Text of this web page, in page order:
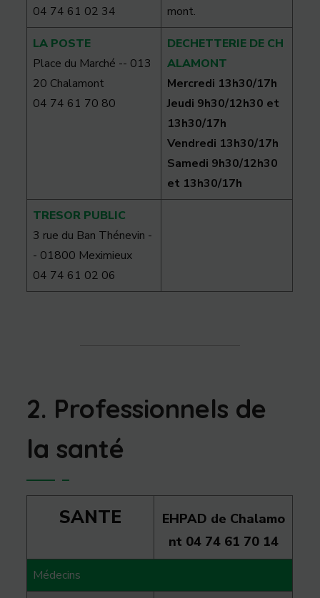
04 74 61 02 34
mont.
LA POSTE
Place du Marché -- 013
20 Chalamont
04 74 61 70 80
DECHETTERIE DE CH
ALAMONT
Mercredi 13h30/17h
Jeudi 9h30/12h30 et
13h30/17h
Vendredi 13h30/17h
Samedi 9h30/12h30
et 13h30/17h
TRESOR PUBLIC
3 rue du Ban Thénevin -
- 01800 Meximieux
04 74 61 02 06
2. Professionnels de
la santé
SANTE
EHPAD de Chalamo
nt 04 74 61 70 14
Médecins